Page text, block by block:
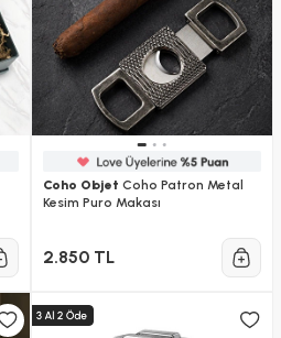
Coho Objet Coho Patron Metal
Kesim Puro Makası
2.850 TL